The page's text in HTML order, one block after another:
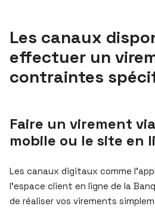
Les canaux
effectuer un
contraintes
Faire un virement
mobile ou le site en
Les canaux digitaux comme
l’espace client en ligne de la
de réaliser vos virements